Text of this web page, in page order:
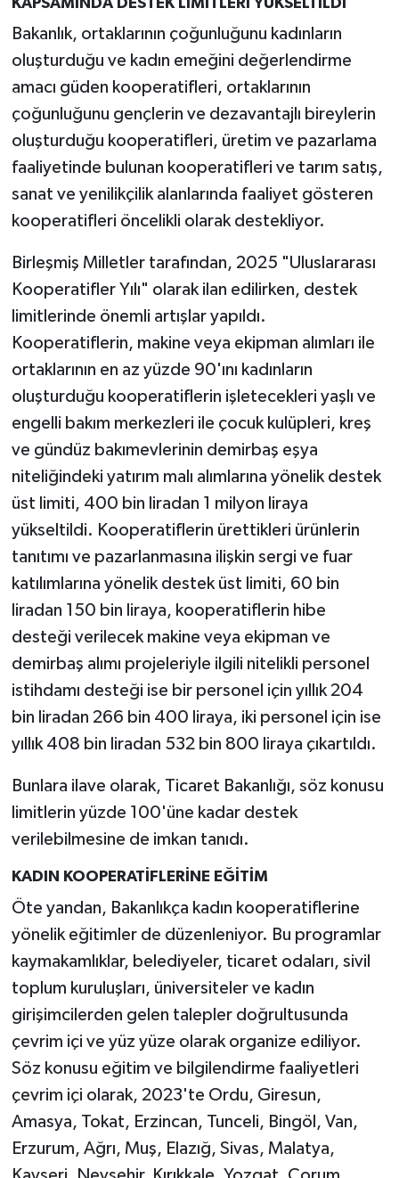
KAPSAMINDA DESTEK LİMİTLERİ YÜKSELTİLDİ
Bakanlık, ortaklarının çoğunluğunu kadınların
oluşturduğu ve kadın emeğini değerlendirme
amacı güden kooperatifleri, ortaklarının
çoğunluğunu gençlerin ve dezavantajlı bireylerin
oluşturduğu kooperatifleri, üretim ve pazarlama
faaliyetinde bulunan kooperatifleri ve tarım satış,
sanat ve yenilikçilik alanlarında faaliyet gösteren
kooperatifleri öncelikli olarak destekliyor.
Birleşmiş Milletler tarafından, 2025 "Uluslararası
Kooperatifler Yılı" olarak ilan edilirken, destek
limitlerinde önemli artışlar yapıldı.
Kooperatiflerin, makine veya ekipman alımları ile
ortaklarının en az yüzde 90'ını kadınların
oluşturduğu kooperatiflerin işletecekleri yaşlı ve
engelli bakım merkezleri ile çocuk kulüpleri, kreş
ve gündüz bakımevlerinin demirbaş eşya
niteliğindeki yatırım malı alımlarına yönelik destek
üst limiti, 400 bin liradan 1 milyon liraya
yükseltildi. Kooperatiflerin ürettikleri ürünlerin
tanıtımı ve pazarlanmasına ilişkin sergi ve fuar
katılımlarına yönelik destek üst limiti, 60 bin
liradan 150 bin liraya, kooperatiflerin hibe
desteği verilecek makine veya ekipman ve
demirbaş alımı projeleriyle ilgili nitelikli personel
istihdamı desteği ise bir personel için yıllık 204
bin liradan 266 bin 400 liraya, iki personel için ise
yıllık 408 bin liradan 532 bin 800 liraya çıkartıldı.
Bunlara ilave olarak, Ticaret Bakanlığı, söz konusu
limitlerin yüzde 100'üne kadar destek
verilebilmesine de imkan tanıdı.
KADIN KOOPERATİFLERİNE EĞİTİM
Öte yandan, Bakanlıkça kadın kooperatiflerine
yönelik eğitimler de düzenleniyor. Bu programlar
kaymakamlıklar, belediyeler, ticaret odaları, sivil
toplum kuruluşları, üniversiteler ve kadın
girişimcilerden gelen talepler doğrultusunda
çevrim içi ve yüz yüze olarak organize ediliyor.
Söz konusu eğitim ve bilgilendirme faaliyetleri
çevrim içi olarak, 2023'te Ordu, Giresun,
Amasya, Tokat, Erzincan, Tunceli, Bingöl, Van,
Erzurum, Ağrı, Muş, Elazığ, Sivas, Malatya,